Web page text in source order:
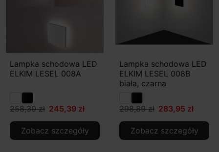
Lampka schodowa LED
ELKIM LESEL 008A
258,30 zł 245,39 zł
Zobacz szczegóły
Lampka schodowa LED
ELKIM LESEL 008B
biała, czarna
298,89 zł 283,95 zł
Zobacz szczegóły